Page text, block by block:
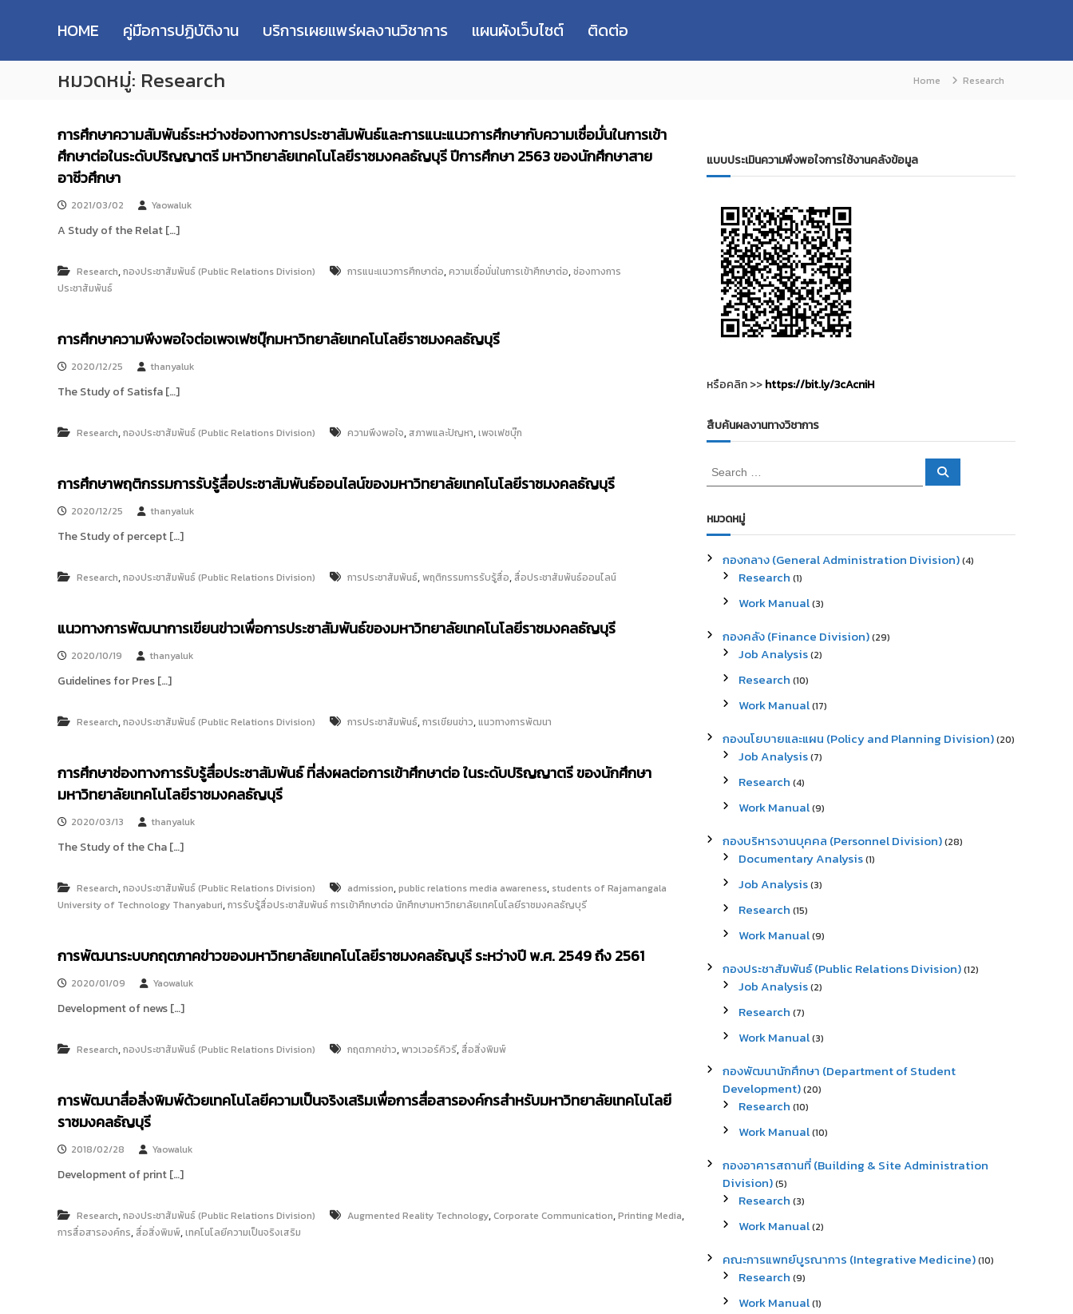
p
M
T
T
e
s
e
a
r
c
h
e
p
s
t
o
y
ลั
ง
อ
ล
า
น
วิ
จั
ห
วิ
ท
ย
ย
เ
ท
น
ยี
ร
ม
ง
ล
ญ
HOME คู่มือการปฏิบัติงาน บริการเผยแพร่ผลงานวิชาการ แผนผังเว็บไซต์ ติดต่อ
หมวดหมู่: Research Home Research
การศึกษาความสัมพันธ์ระหว่างช่องทางการประชาสัมพันธ์และการแนะแนวการศึกษากับความเชื่อมั่นในการเข้า
ศึกษาต่อในระดับปริญญาตรี มหาวิทยาลัยเทคโนโลยีราชมงคลธัญบุรี ปีการศึกษา 2563 ของนักศึกษาสาย
อาชีวศึกษา
2021/03/02 Yaowaluk
A Study of the Relat […]
Research,กองประชาสัมพันธ์ (Public Relations Division) การแนะแนวการศึกษาต่อ,ความเชื่อมั่นในการเข้าศึกษาต่อ,ช่องทางการ
ประชาสัมพันธ์
การศึกษาความพึงพอใจต่อเพจเฟซบุ๊กมหาวิทยาลัยเทคโนโลยีราชมงคลธัญบุรี
2020/12/25 thanyaluk
The Study of Satisfa […]
Research,กองประชาสัมพันธ์ (Public Relations Division) ความพึงพอใจ, สภาพและปัญหา,เพจเฟซบุ๊ก
การศึกษาพฤติกรรมการรับรู้สื่อประชาสัมพันธ์ออนไลน์ของมหาวิทยาลัยเทคโนโลยีราชมงคลธัญบุรี
2020/12/25 thanyaluk
The Study of percept […]
Research,กองประชาสัมพันธ์ (Public Relations Division) การประชาสัมพันธ์,พฤติกรรมการรับรู้สื่อ, สื่อประชาสัมพันธ์ออนไลน์
แนวทางการพัฒนาการเขียนข่าวเพื่อการประชาสัมพันธ์ของมหาวิทยาลัยเทคโนโลยีราชมงคลธัญบุรี
2020/10/19 thanyaluk
Guidelines for​ Pres […]
Research,กองประชาสัมพันธ์ (Public Relations Division) การประชาสัมพันธ์,การเขียนข่าว,แนวทางการพัฒนา
การศึกษาช่องทางการรับรู้สื่อประชาสัมพันธ์ ที่ส่งผลต่อการเข้าศึกษาต่อ ในระดับปริญญาตรี ของนักศึกษา
มหาวิทยาลัยเทคโนโลยีราชมงคลธัญบุรี
2020/03/13 thanyaluk
The Study of the Cha […]
Research,กองประชาสัมพันธ์ (Public Relations Division) admission,public relations media awareness, students of Rajamangala
University of Technology Thanyaburi,การรับรู้สื่อประชาสัมพันธ์ การเข้าศึกษาต่อ นักศึกษามหาวิทยาลัยเทคโนโลยีราชมงคลธัญบุรี
การพัฒนาระบบกฤตภาคข่าวของมหาวิทยาลัยเทคโนโลยีราชมงคลธัญบุรี ระหว่างปี พ.ศ. 2549 ถึง 2561
2020/01/09 Yaowaluk
Development of news […]
Research,กองประชาสัมพันธ์ (Public Relations Division) กฤตภาคข่าว,พาวเวอร์คิวรี, สื่อสิ่งพิมพ์
การพัฒนาสื่อสิ่งพิมพ์ด้วยเทคโนโลยีความเป็นจริงเสริมเพื่อการสื่อสารองค์กรสำหรับมหาวิทยาลัยเทคโนโลยี
ราชมงคลธัญบุรี
2018/02/28 Yaowaluk
Development of print […]
Research,กองประชาสัมพันธ์ (Public Relations Division) Augmented Reality Technology, Corporate Communication,Printing Media,
การสื่อสารองค์กร, สื่อสิ่งพิมพ์,เทคโนโลยีความเป็นจริงเสริม
แบบประเมินความพึงพอใจการใช้งานคลังข้อมูล
หรือคลิก >>https://bit.ly/3cAcniH
สืบค้นผลงานทางวิชาการ
S
e
r
c
f
S
หมวดหมู่
กองกลาง (General Administration Division)(4)
Research (1)
Work Manual(3)
กองคลัง (Finance Division)(29)
Job Analysis(2)
Research (10)
Work Manual(17)
กองนโยบายและแผน (Policy and Planning Division)(20)
Job Analysis(7)
Research (4)
Work Manual(9)
กองบริหารงานบุคคล (Personnel Division)(28)
Documentary Analysis(1)
Job Analysis(3)
Research (15)
Work Manual(9)
กองประชาสัมพันธ์ (Public Relations Division)(12)
Job Analysis(2)
Research (7)
Work Manual(3)
กองพัฒนานักศึกษา (Department of Student
Development)(20)
Research (10)
Work Manual(10)
กองอาคารสถานที่ (Building & Site Administration
Division)(5)
Research (3)
Work Manual(2)
คณะการแพทย์บูรณาการ (Integrative Medicine)(10)
Research (9)
Work Manual(1)